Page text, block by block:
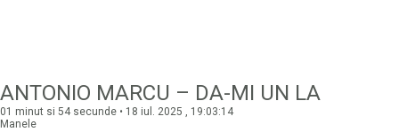
ANTONIO MARCU – DA-MI UN LA
01 minut si 54 secunde • 18 iul. 2025 , 19:03:14
Manele